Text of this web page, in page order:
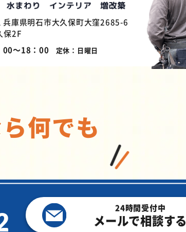
兵庫県明石市大久保町大窪2685-6
保2F
00～18：00 定休：日曜日
何でも
24時間受付中
メールで相談する